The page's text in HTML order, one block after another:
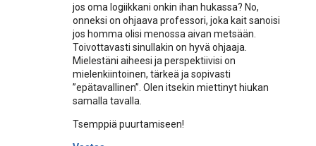
jos oma logiikkani onkin ihan hukassa? No,
onneksi on ohjaava professori, joka kait sanoisi
jos homma olisi menossa aivan metsään.
Toivottavasti sinullakin on hyvä ohjaaja.
Mielestäni aiheesi ja perspektiivisi on
mielenkiintoinen, tärkeä ja sopivasti
”epätavallinen”. Olen itsekin miettinyt hiukan
samalla tavalla.
Tsemppiä puurtamiseen!